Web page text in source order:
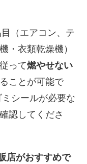
（エアコン、テ
・衣類乾燥機）
って燃やせない
ことが可能で
シールが必要な
認してくださ
店がおすすめで